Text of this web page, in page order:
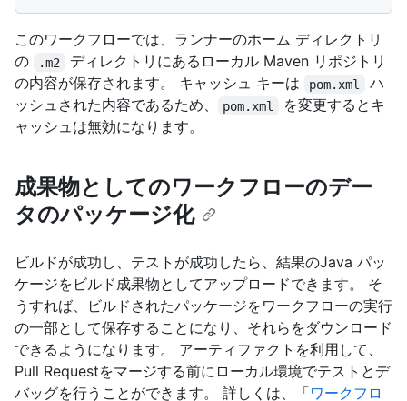
このワークフローでは、ランナーのホーム ディレクトリ
の
.m2
ディレクトリにあるローカル Maven リポジトリ
の内容が保存されます。 キャッシュ キーは
pom.xml
ハ
ッシュされた内容であるため、
pom.xml
を変更するとキ
ャッシュは無効になります。
成果物としてのワークフローのデー
タのパッケージ化
ビルドが成功し、テストが成功したら、結果のJava パッ
ケージをビルド成果物としてアップロードできます。 そ
うすれば、ビルドされたパッケージをワークフローの実行
の一部として保存することになり、それらをダウンロード
できるようになります。 アーティファクトを利用して、
Pull Requestをマージする前にローカル環境でテストとデ
バッグを行うことができます。 詳しくは、「ワークフロ